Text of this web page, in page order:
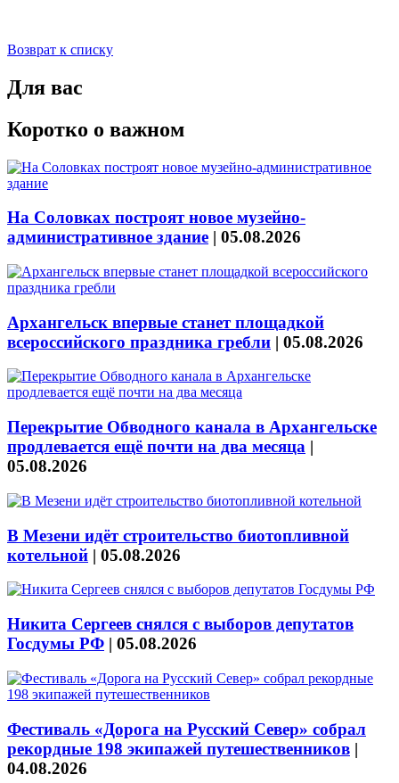
Возврат к списку
Для вас
Коротко о важном
На Соловках построят новое музейно-
административное здание | 05.08.2026
Архангельск впервые станет площадкой
всероссийского праздника гребли | 05.08.2026
Перекрытие Обводного канала в Архангельске
продлевается ещё почти на два месяца |
05.08.2026
В Мезени идёт строительство биотопливной
котельной | 05.08.2026
Никита Сергеев снялся с выборов депутатов
Госдумы РФ | 05.08.2026
Фестиваль «Дорога на Русский Север» собрал
рекордные 198 экипажей путешественников |
04.08.2026